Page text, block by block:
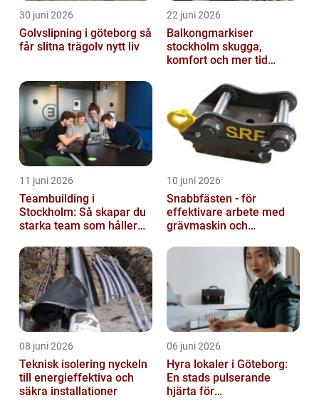
30 juni 2026
Golvslipning i göteborg så
får slitna trägolv nytt liv
22 juni 2026
Balkongmarkiser
stockholm skugga,
komfort och mer tid
11 juni 2026
Teambuilding i
Stockholm: Så skapar du
starka team som håller
10 juni 2026
Snabbfästen - för
effektivare arbete med
grävmaskin och
08 juni 2026
Teknisk isolering nyckeln
till energieffektiva och
säkra installationer
06 juni 2026
Hyra lokaler i Göteborg:
En stads pulserande
hjärta för